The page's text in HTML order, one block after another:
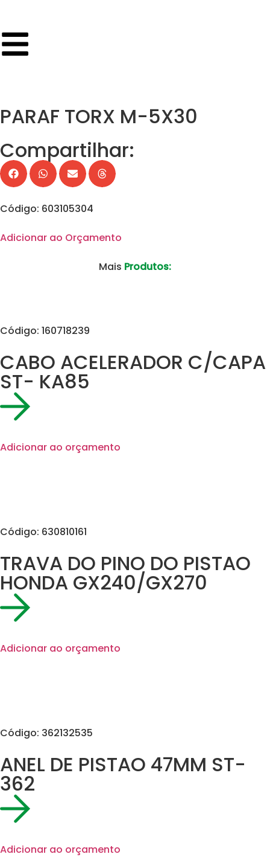
PARAF TORX M-5X30
Compartilhar:
Código: 603105304
Adicionar ao Orçamento
Mais Produtos:
Código: 160718239
CABO ACELERADOR C/CAPA
ST- KA85
Adicionar ao orçamento
Código: 630810161
TRAVA DO PINO DO PISTAO
HONDA GX240/GX270
Adicionar ao orçamento
Código: 362132535
ANEL DE PISTAO 47MM ST-
362
Adicionar ao orçamento